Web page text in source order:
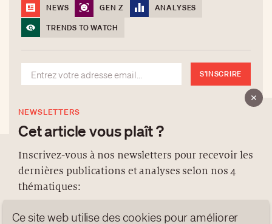
NEWS GEN Z
ANALYSES
TRENDS TO WATCH
S'INSCRIRE
NEWSLETTERS
Cet article vous plaît ?
Inscrivez-vous à nos newsletters pour recevoir les
dernières publications et analyses selon nos 4
thématiques:
À PROPOS
PROTECTION DES DONNÉES
Ce site web utilise des cookies pour améliorer